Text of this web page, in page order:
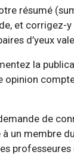
résumé
et corrigez-
d’yeux
la
opinion
de
à un membre